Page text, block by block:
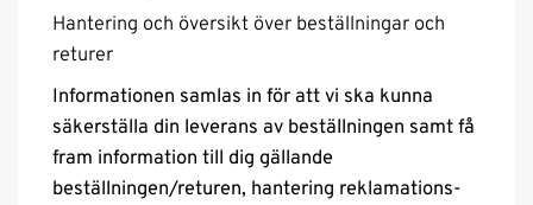
Hantering och översikt över beställningar och
returer
Informationen samlas in för att vi ska kunna
säkerställa din leverans av beställningen samt få
fram information till dig gällande
beställningen/returen, hantering reklamations-